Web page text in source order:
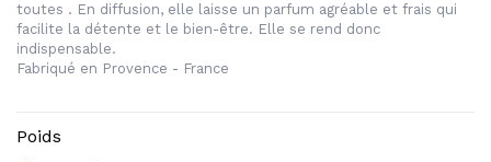
toutes . En diffusion, elle laisse un parfum agréable et frais qui
facilite la détente et le bien-être. Elle se rend donc
indispensable.
Fabriqué en Provence - France
Poids